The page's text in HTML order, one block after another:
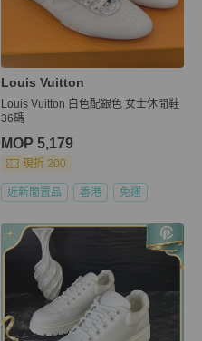
Louis Vuitton
Louis Vuitton 白色配銀色 女士休閒鞋
36碼
MOP 5,179
現折 200
近新閒置品 香港 免運